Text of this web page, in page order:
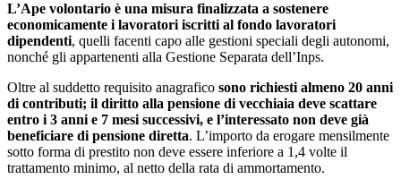
L’Ape volontario è una misura finalizzata a sostenere
economicamente i lavoratori iscritti al fondo lavoratori
dipendenti, quelli facenti capo alle gestioni speciali degli autonomi,
nonché gli appartenenti alla Gestione Separata dell’Inps.
Oltre al suddetto requisito anagrafico sono richiesti almeno 20 anni
di contributi; il diritto alla pensione di vecchiaia deve scattare
entro i 3 anni e 7 mesi successivi, e l’interessato non deve già
beneficiare di pensione diretta. L’importo da erogare mensilmente
sotto forma di prestito non deve essere inferiore a 1,4 volte il
trattamento minimo, al netto della rata di ammortamento.